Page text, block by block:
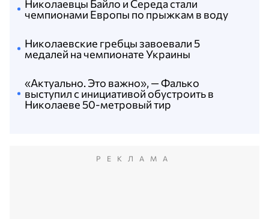
«Актуально. Это важно», — Фалько
выступил с инициативой обустроить в
Николаеве 50-метровый тир
Николаевские гребцы завоевали 5
медалей на чемпионате Украины
Николаевцы Байло и Середа стали
чемпионами Европы по прыжкам в воду
РЕКЛАМА